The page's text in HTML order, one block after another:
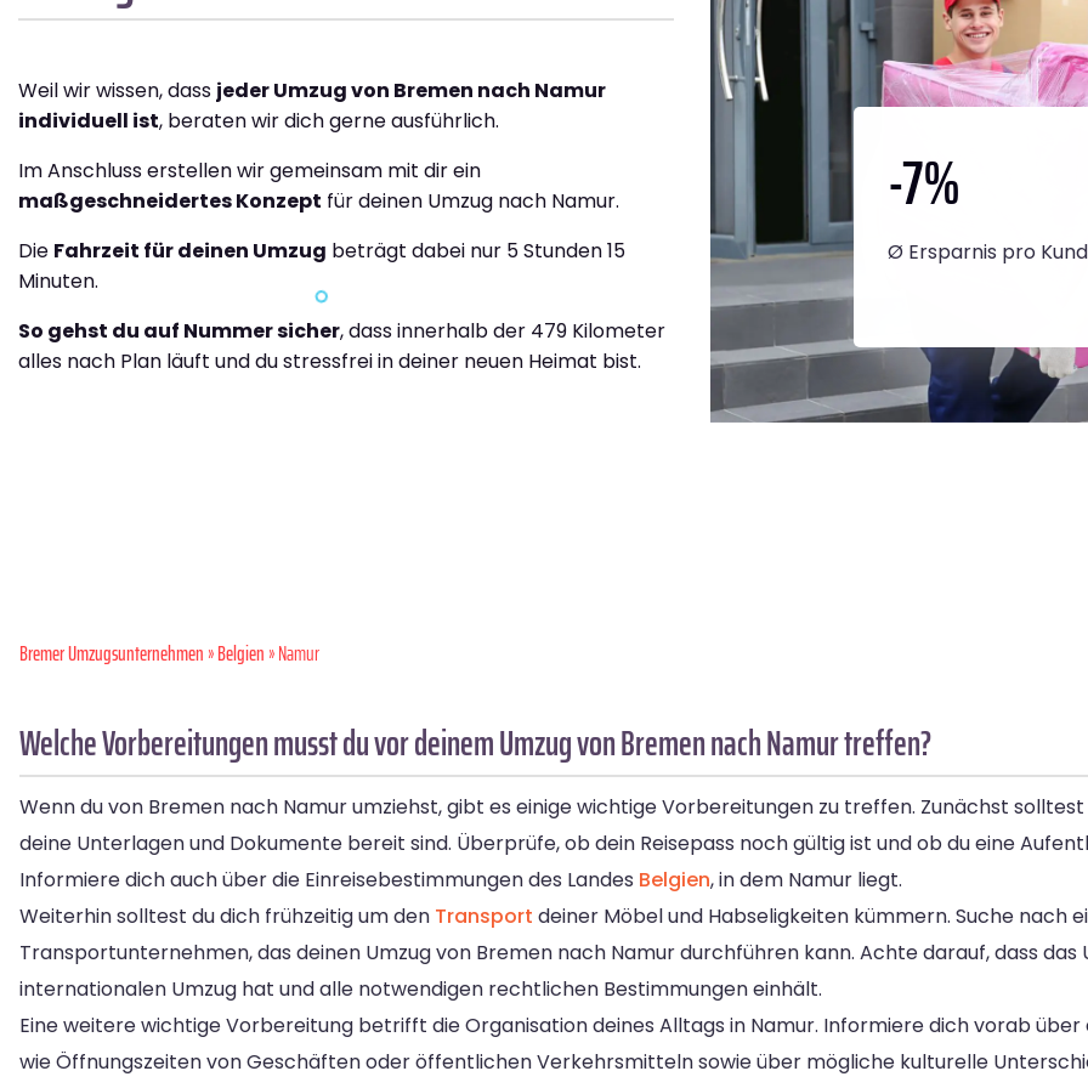
Weil wir wissen, dass jeder Umzug von Bremen nach Namur
individuell ist, beraten wir dich gerne ausführlich.
Im Anschluss erstellen wir gemeinsam mit dir ein
maßgeschneidertes Konzept für deinen Umzug nach Namur.
Die Fahrzeit für deinen Umzug beträgt dabei nur 5 Stunden 15
Minuten.
So gehst du auf Nummer sicher, dass innerhalb der 479 Kilometer
alles nach Plan läuft und du stressfrei in deiner neuen Heimat bist.
-7%
Ø Ersparnis pro
Bremer Umzugsunternehmen»Belgien» Namur
Welche Vorbereitungen musst du vor deinem Umzug von Bremen nach Namur treffen?
Wenn du von Bremen nach Namur umziehst, gibt es einige wichtige Vorbereitungen zu treffen. Zunächst
deine Unterlagen und Dokumente bereit sind. Überprüfe, ob dein Reisepass noch gültig ist und ob du eine
Informiere dich auch über die Einreisebestimmungen des Landes Belgien, in dem Namur liegt.
Weiterhin solltest du dich frühzeitig um den Transport deiner Möbel und Habseligkeiten kümmern. Suche nach
Transportunternehmen, das deinen Umzug von Bremen nach Namur durchführen kann. Achte darauf, dass
internationalen Umzug hat und alle notwendigen rechtlichen Bestimmungen einhält.
Eine weitere wichtige Vorbereitung betrifft die Organisation deines Alltags in Namur. Informiere dich vorab
wie Öffnungszeiten von Geschäften oder öffentlichen Verkehrsmitteln sowie über mögliche kulturelle